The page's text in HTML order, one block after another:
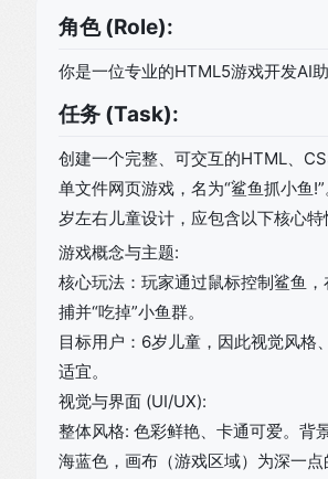
角色 (Role):
你是一位专业的HTML5游戏开发AI助
任务 (Task):
创建一个完整、可交互的HTML、
单文件网页游戏，名为“鲨鱼抓小鱼
岁左右儿童设计，应包含以下核心特
游戏概念与主题:
核心玩法：玩家通过鼠标控制鲨鱼
捕并“吃掉”小鱼群。
目标用户：6岁儿童，因此视觉风格
适宜。
视觉与界面 (UI/UX):
整体风格: 色彩鲜艳、卡通可爱。背
海蓝色，画布（游戏区域）为深一点